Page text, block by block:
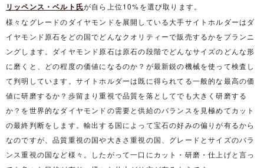
リッペンス・ベルト氏が自ら上位10%を選び取ります。
様々なグレードのダイヤモンドを展開している大手サイトホルダーはダ
イヤモンド原石をどの国でどんなクオリティーで販売するかをプランニ
ングします。ダイヤモンド原石は原石の段階でどんなサイズのどんな形
に磨くと、どの程度の価値になるのか？が最新鋭の機械を使って検査し
て判明しています。サイトホルダーは既に得られてる一般的な最高の価
値に研磨するか？歩留まり重視で品質を落としてでも大きく研磨する
か？を世界的なダイヤモンドの需要と供給のバランスを見極めてカット
の最終判断をします。輸出する国によって宝石の好みの偏りが有るから
なのですが、品質重視の国や大きさ重視の国、グレードとサイズのバラ
ンス重視の国など様々。したがって一口にカット・研磨・仕上げと言っ